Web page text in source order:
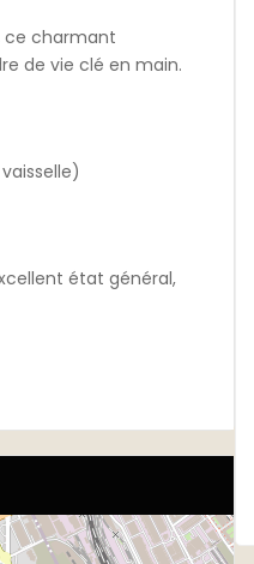
ce charmant
de vie clé en main.
état général,